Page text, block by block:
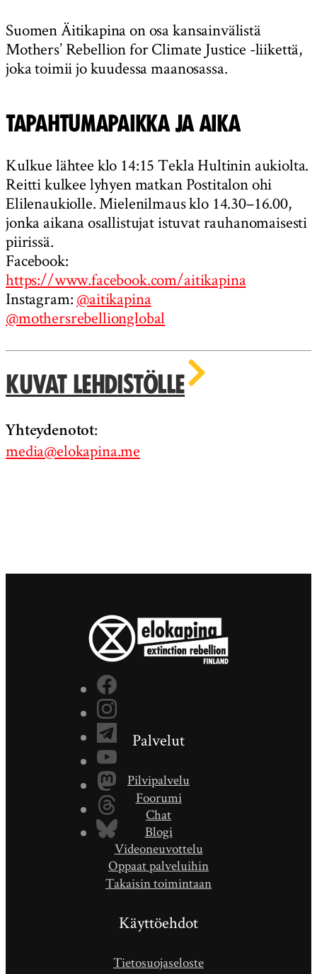
Suomen Äitikapina on osa kansainvälistä
Mothers’ Rebellion for Climate Justice -liikettä,
joka toimii jo kuudessa maanosassa.
TAPAHTUMAPAIKKA JA AIKA
Kulkue lähtee klo 14:15 Tekla Hultinin aukiolta.
Reitti kulkee lyhyen matkan Postitalon ohi
Elilenaukiolle. Mielenilmaus klo 14.30–16.00,
jonka aikana osallistujat istuvat rauhanomaisesti
piirissä.
Facebook:
https://www.facebook.com/aitikapina
Instagram: @aitikapina
@mothersrebellionglobal
Kuvat lehdistölle
Yhteydenotot:
media@elokapina.me
Palvelut
Pilvipalvelu
Foorumi
Chat
Blogi
Videoneuvottelu
Oppaat palveluihin
Takaisin toimintaan
Käyttöehdot
Tietosuojaseloste